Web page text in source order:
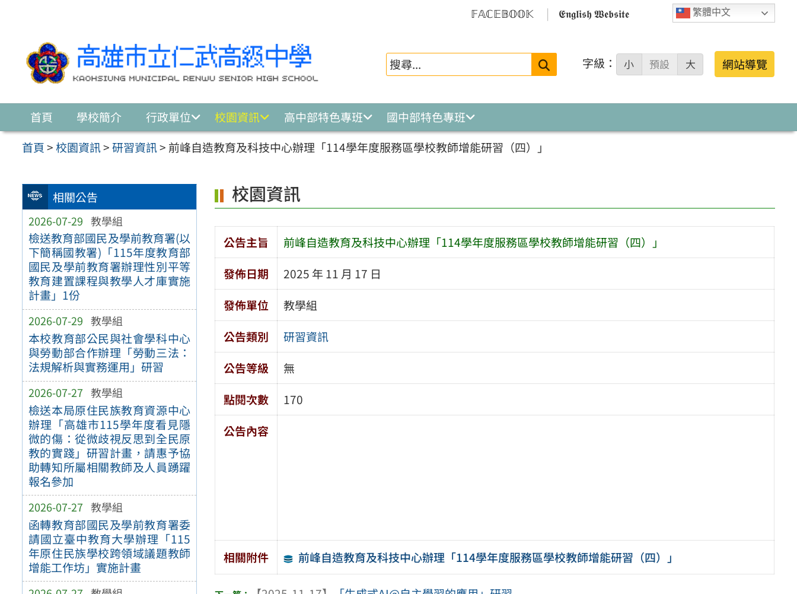
繁體中文
𝔽𝔸ℂ𝔼𝔹𝕆𝕆𝕂 𝕰𝖓𝖌𝖑𝖎𝖘𝖍 𝖂𝖊𝖇𝖘𝖎𝖙𝖊
搜
字級： 小 預設 大 網站導覽
首頁 學校簡介 行政單位 校園資訊 高中部特色專班
國中部特色專班
首頁>校園資訊>研習資訊> 前峰自造教育及科技中心辦理「114學年度服務區學校教師增能研習（四）」
相關公告
2026-07-29 教學組
檢送教育部國民及學前教育署(以
下簡稱國教署)「115年度教育部
國民及學前教育署辦理性別平等
教育建置課程與教學人才庫實施
計畫」1份
2026-07-29 教學組
本校教育部公民與社會學科中心
與勞動部合作辦理「勞動三法：
法規解析與實務運用」研習
2026-07-27 教學組
檢送本局原住民族教育資源中心
辦理「高雄市115學年度看見隱
微的傷：從微歧視反思到全民原
教的實踐」研習計畫，請惠予協
助轉知所屬相關教師及人員踴躍
報名參加
2026-07-27 教學組
函轉教育部國民及學前教育署委
請國立臺中教育大學辦理「115
年原住民族學校跨領域議題教師
增能工作坊」實施計畫
校園資訊
公告主旨
前峰自造教育及科技中心辦理「114學年度服務區學校教師增能研習（四）」
發佈日期
2025 年 11 月 17 日
發佈單位
教學組
公告類別
研習資訊
公告等級
無
點閱次數
170
公告內容
相關附件 前峰自造教育及科技中心辦理「114學年度服務區學校教師增能研習（四）」